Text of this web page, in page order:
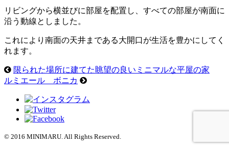
リビングから横並びに部屋を配置し、すべての部屋が南面に
沿う動線としました。
これにより南面の天井まである大開口が生活を豊かにしてく
れます。
限られた場所に建てた眺望の良いミニマルな平屋の家
ルミエール ボニカ
© 2016 MINIMARU. All Rights Reserved.